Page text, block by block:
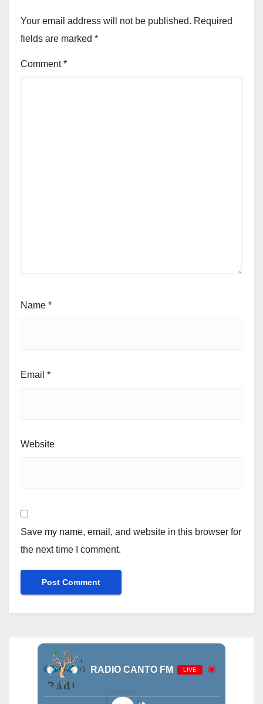
Your email address will not be published. Required
fields are marked *
Comment*
Name *
Email *
Website
Save my name, email, and website in this browser for
the next time I comment.
RADIO CANTO FM LIVE